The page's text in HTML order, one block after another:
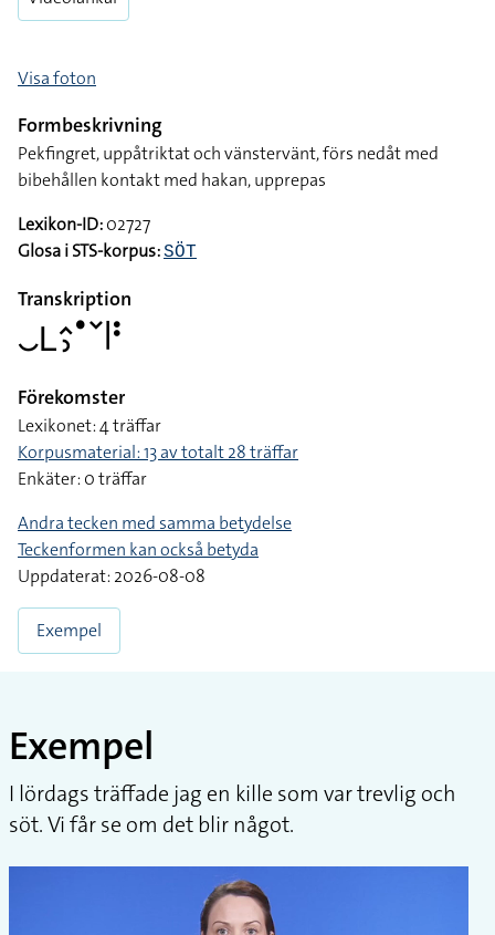
Visa foton
Formbeskrivning
Pekfingret, uppåtriktat och vänstervänt, förs nedåt med
bibehållen kontakt med hakan, upprepas
Lexikon-ID:02727
Glosa i STS-korpus:SÖT
Transkription
􌤛􌥈􌤵􌤶􌤟􌥧􌥼􌥻
Förekomster
Lexikonet: 4 träffar
Korpusmaterial: 13 av totalt 28 träffar
Enkäter: 0 träffar
Andra tecken med samma betydelse
Teckenformen kan också betyda
Uppdaterat: 2026-08-08
Exempel
Exempel
I lördags träffade jag en kille som var trevlig och
söt. Vi får se om det blir något.